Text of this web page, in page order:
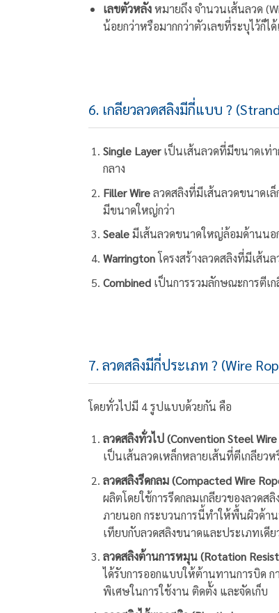
เลขตัวหลังหมายถึง จำนวนเส้นลวด
น้อยกว่าหรือมากกว่าตัวเลขที่ระบุไว้ก็ไ
6. เกลียวลวดสลิงมีกี่แบบ ?
Single Layerเป็นเส้นลวดที่มีขนาดเท่
กลาง
Filler Wireลวดสลิงที่มีเส้นลวดขนาดเ
มีขนาดใหญ่กว่า
Sealeมีเส้นลวดขนาดใหญ่ล้อมด้านนอ
Warringtonโครงสร้างลวดสลิงที่มีเส้น
Combinedเป็นการรวมลักษณะการตีเ
7. ลวดสลิงมีกี่ประเภท ? (Wire
โดยทั่วไปมี 4 รูปแบบด้วยกัน คือ
ลวดสลิงทั่วไป (Convention Steel
เป็นเส้นลวดเหล็กหลายเส้นที่ตีเกลีย
ลวดสลิงรีดกลม (Compacted Wire
ผลิตโดยใช้การรีดกลมเกลียวของลวดส
ภายนอก กระบวนการนี้ทำให้พื้นผิวด้า
เทียบกับลวดสลิงขนาดและประเภทเดีย
ลวดสลิงต้านการหมุน (Rotation
ได้รับการออกแบบให้ต้านทานการบิด ก
พิเศษในการใช้งาน ติดตั้ง และจัดเก็บ